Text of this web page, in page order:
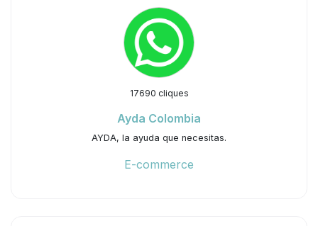
17690 cliques
Ayda Colombia
AYDA, la ayuda que necesitas.
E-commerce